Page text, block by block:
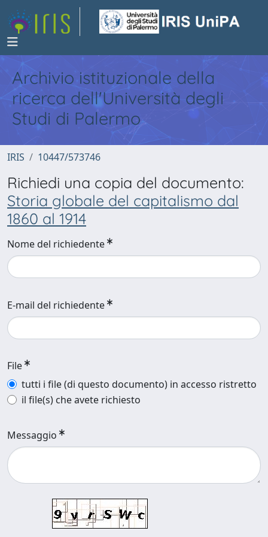
Archivio istituzionale della
ricerca dell'Università degli
Studi di Palermo
IRIS 10447/573746
Richiedi una copia del documento:
Storia globale del capitalismo dal
1860 al 1914
Nome del richiedente
E-mail del richiedente
File
tutti i file (di questo documento) in accesso ristretto
il file(s) che avete richiesto
Messaggio